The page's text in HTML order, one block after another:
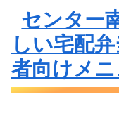
センター
しい宅配
者向けメニ